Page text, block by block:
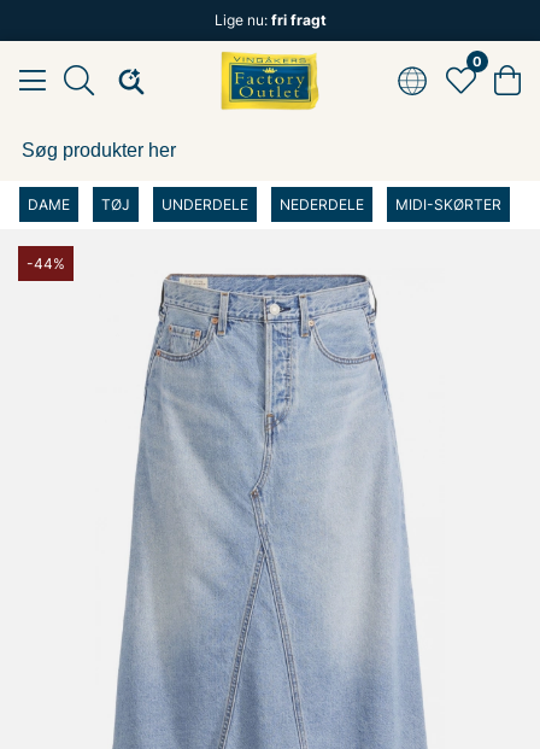
Lige nu: fri fragt
0
DAME TØJ UNDERDELE NEDERDELE MIDI-SKØRTER
-44%